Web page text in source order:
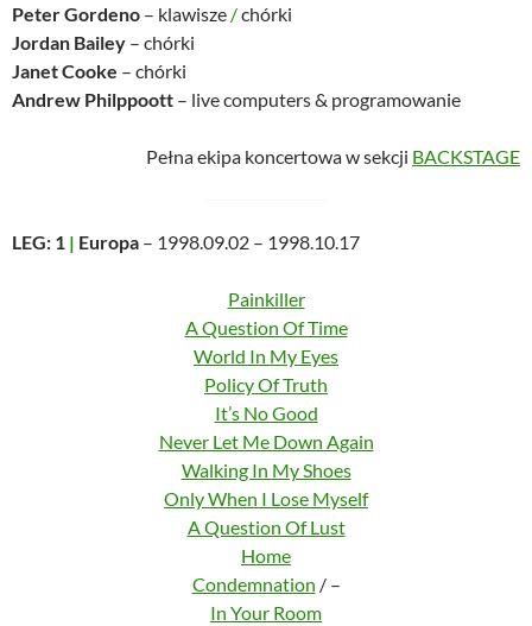
Peter Gordeno – klawisze /chórki
Jordan Bailey – chórki
Janet Cooke – chórki
Andrew Philppoott – live computers & programowanie
Pełna ekipa koncertowa w sekcji BACKSTAGE
LEG: 1 | Europa – 1998.09.02 – 1998.10.17
Painkiller
A Question Of Time
World In My Eyes
Policy Of Truth
It’s No Good
Never Let Me Down Again
Walking In My Shoes
Only When I Lose Myself
A Question Of Lust
Home
Condemnation / –
In Your Room